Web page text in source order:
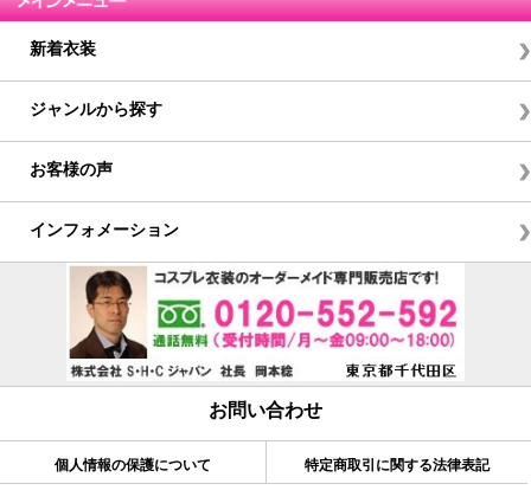
新着衣装
ジャンルから探す
お客様の声
インフォメーション
お問い合わせ
個人情報の保護について 特定商取引に関する法律表記